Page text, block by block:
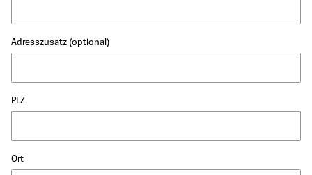
Adresszusatz (optional)
PLZ
Ort